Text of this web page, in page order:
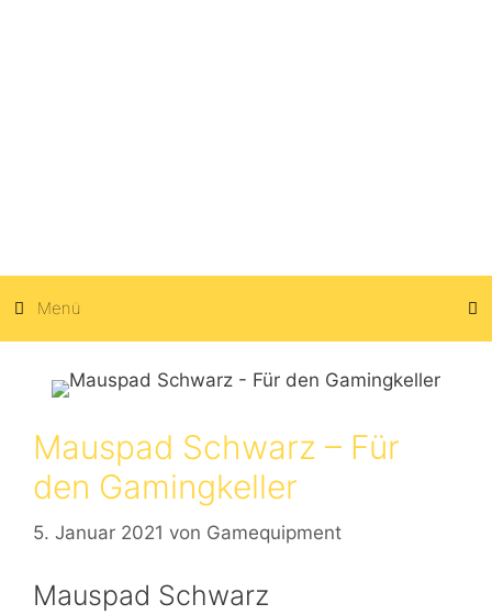
Menü
Mauspad Schwarz – Für
den Gamingkeller
5. Januar 2021 von Gamequipment
Mauspad Schwarz